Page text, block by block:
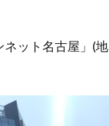
ット名古屋」(地